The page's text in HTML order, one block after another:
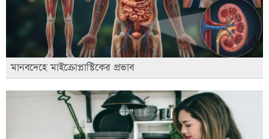
মানবদেহে মাইক্রোপ্লাস্টিকের প্রভাব